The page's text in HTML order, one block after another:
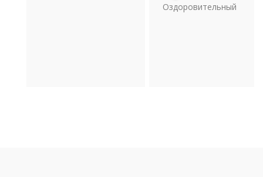
Оздоровительный